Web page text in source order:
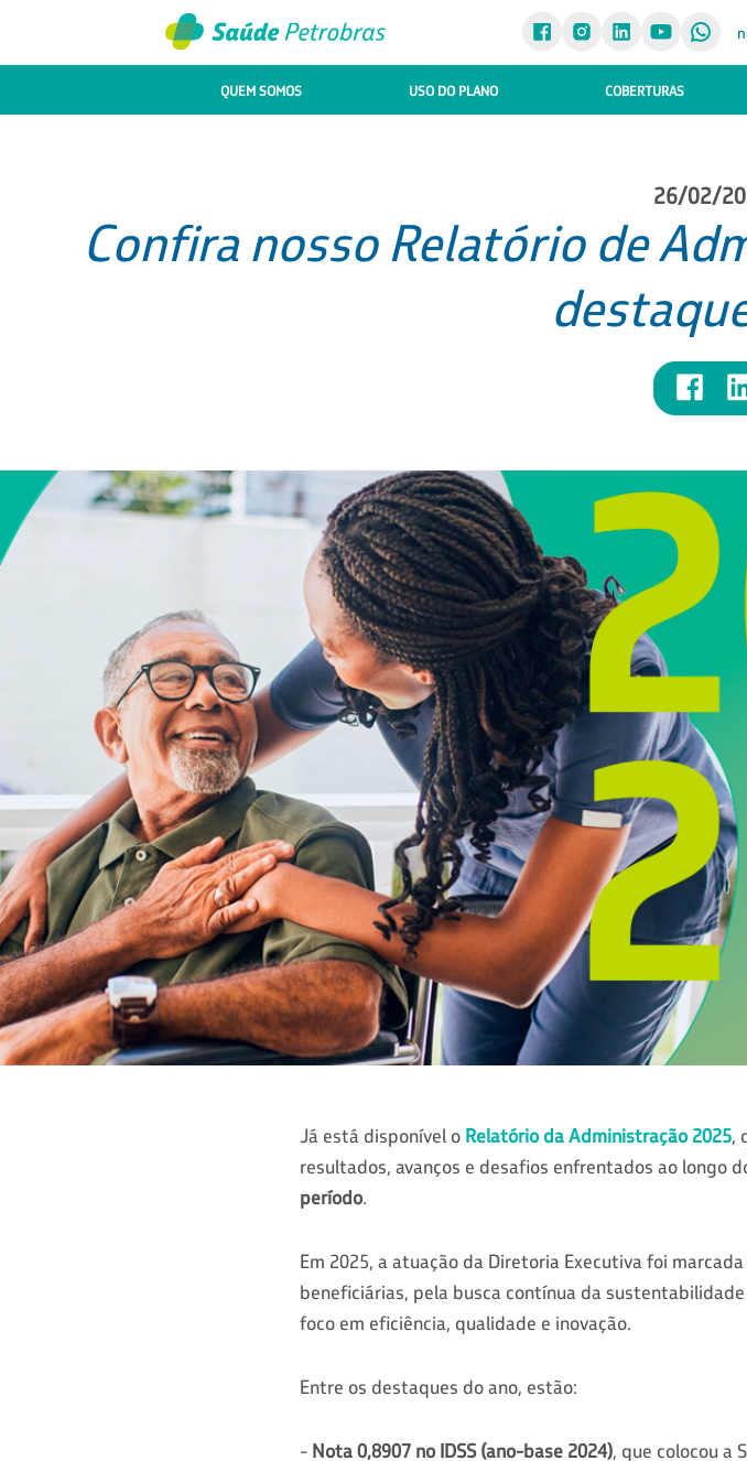
QUEM SOMOS USO DO PLANO COBERTURAS
26/02/
Confira nosso Relatório de
Já está disponível o Relatório da Administração 2025,
resultados, avanços e desafios enfrentados ao longo
período.
Em 2025, a atuação da Diretoria Executiva foi
beneficiárias, pela busca contínua da
foco em eficiência, qualidade e inovação.
Entre os destaques do ano, estão:
- Nota 0,8907 no IDSS (ano-base 2024), que colocou a